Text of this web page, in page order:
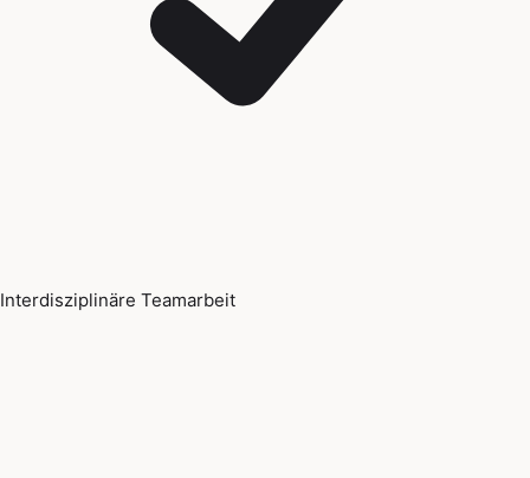
Interdisziplinäre Teamarbeit